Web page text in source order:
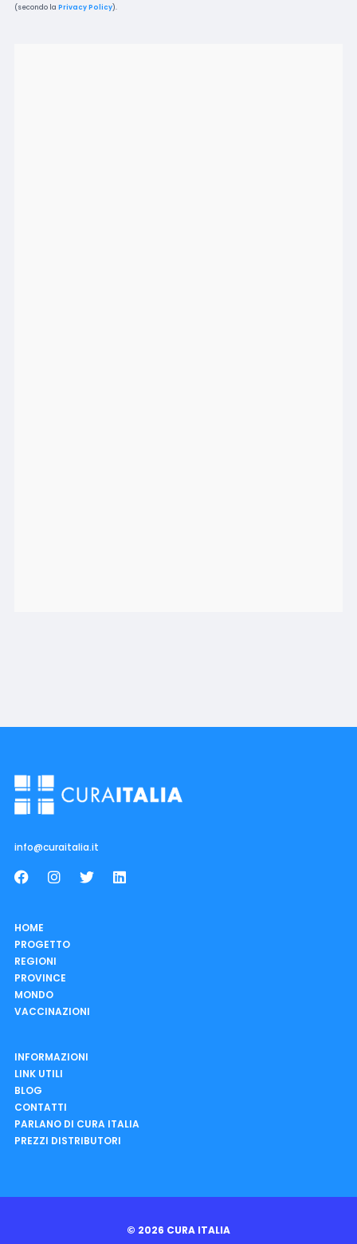
(secondo la Privacy Policy).
info@curaitalia.it
HOME
PROGETTO
REGIONI
PROVINCE
MONDO
VACCINAZIONI
INFORMAZIONI
LINK UTILI
BLOG
CONTATTI
PARLANO DI CURA ITALIA
PREZZI DISTRIBUTORI
© 2026 CURA ITALIA